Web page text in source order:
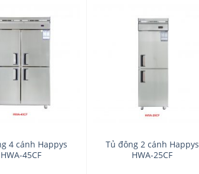
4 cánh Happys
HWA-45CF
Tủ đông 2 cánh Happys
HWA-25CF